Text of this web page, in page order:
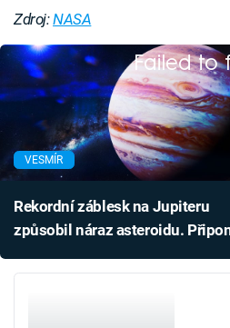
Zdroj:NASA
Failed to
VESMÍR
Rekordní záblesk na Jupiteru
způsobil náraz asteroidu.